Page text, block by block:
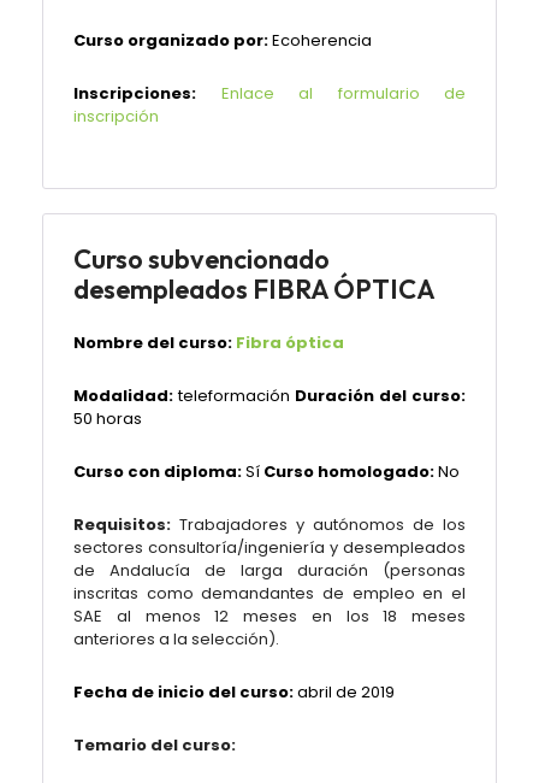
Curso organizado por:Ecoherencia
Inscripciones:
Enlace al formulario de
inscripción
Curso subvencionado
desempleados FIBRA ÓPTICA
Nombre del curso: Fibra óptica
Modalidad:teleformación Duración del curso:
50 horas
Curso con diploma:Sí Curso homologado:No
Requisitos: Trabajadores y autónomos de los
sectores consultoría/ingeniería y desempleados
de Andalucía de larga duración (personas
inscritas como demandantes de empleo en el
SAE al menos 12 meses en los 18 meses
anteriores a la selección).
Fecha de inicio del curso:abril de 2019
Temario del curso: